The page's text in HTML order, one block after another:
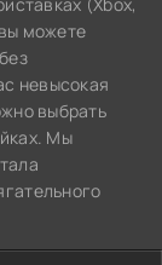
можете
невысокая
выбрать
Мы